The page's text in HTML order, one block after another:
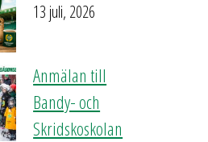
13 juli, 2026
Anmälan till
Bandy- och
Skridskoskolan